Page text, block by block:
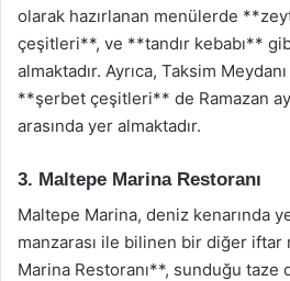
olarak hazırlanan menülerde
çeşitleri**, ve **tandır kebabı**
almaktadır. Ayrıca, Taksim
**şerbet çeşitleri** de Ramazan
arasında yer almaktadır.
3. Maltepe Marina Restoranı
Maltepe Marina, deniz kenarında
manzarası ile bilinen bir diğer iftar
Marina Restoranı**, sunduğu